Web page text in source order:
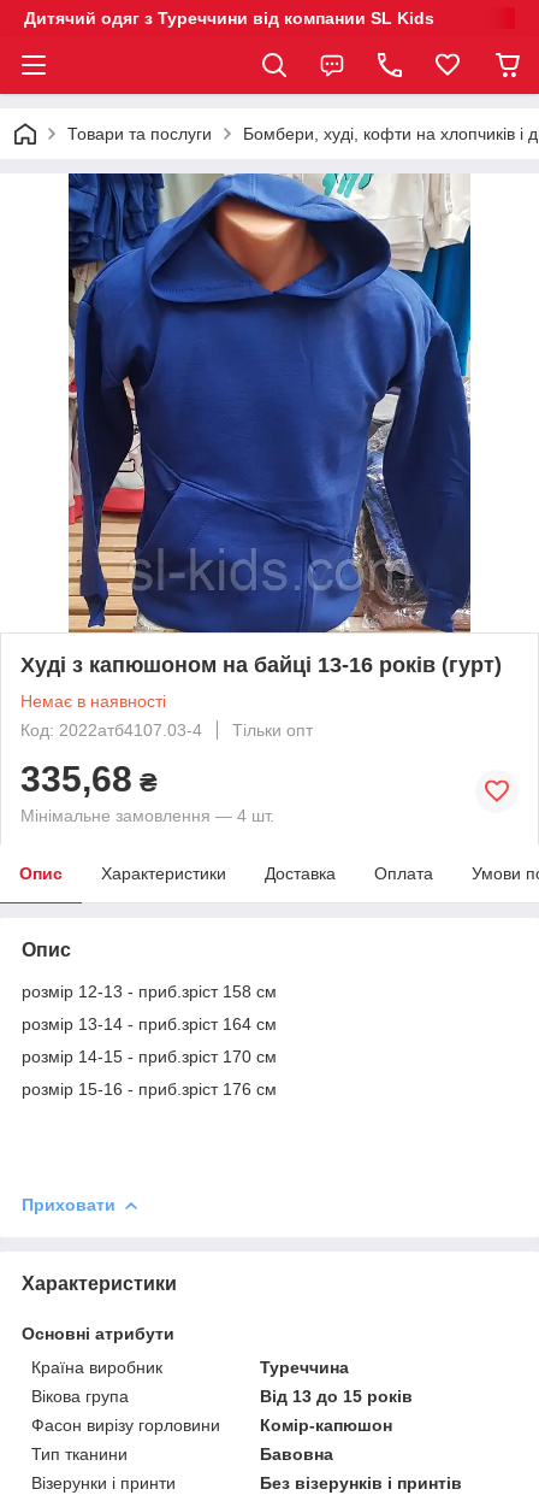
Дитячий одяг з Туреччини від компании SL Kids
Товари та послуги Бомбери, худі, кофти на хлопчиків і
Худі з капюшоном на байці 13-16 років (гурт)
Немає в наявності
Код: 2022атб4107.03-4
Тільки опт
335,68 ₴
Мінімальне замовлення — 4 шт.
Опис Характеристики Доставка Оплата Умови
Опис
розмір 12-13 - приб.зріст 158 см
розмір 13-14 - приб.зріст 164 см
розмір 14-15 - приб.зріст 170 см
розмір 15-16 - приб.зріст 176 см
Приховати
Характеристики
Основні атрибути
Країна виробник
Туреччина
Вікова група
Від 13 до 15 років
Фасон вирізу горловини
Комір-капюшон
Тип тканини
Бавовна
Візерунки і принти
Без візерунків і принтів